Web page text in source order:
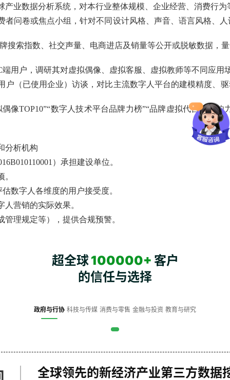
业数据分析系统，对本行业整体规模、企业经营、消费行
问卷或焦点小组，针对不同设计风格、声音、语言风格、人
搜索指数、社交声量、电商进店及销量等公开或脱敏数据，
用户，调研其对虚拟偶像、虚拟客服、虚拟教师等不同应用
户（已使用企业）访谈，对比主流数字人平台的建模精度、
像TOP10”“数字人技术平台品牌力榜”“品牌虚拟代言人影
分析机构
）承担建设单位。
数字人各维度的用户接受度。
营销的实际效果。
理规定等），提供合规预警。
超全球100000+ 客户
的信任与选择
政府与行协 科技与传媒 消费与零售 金融与投资 教育与研究
全球领先的新经济产业第三方数据